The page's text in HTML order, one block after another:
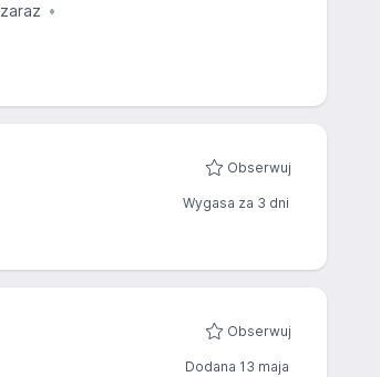
Obserwuj
Wygasa za 3 dni
Obserwuj
Dodana 13 maja